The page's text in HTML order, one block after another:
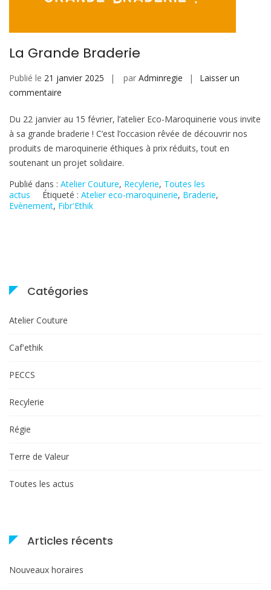
La Grande Braderie
Publié le 21 janvier 2025 par Adminregie
Laisser un
commentaire
Grande
Braderie
Du 22 janvier au 15 février, l’atelier Eco-Maroquinerie vous invite
à sa grande braderie ! C’est l’occasion rêvée de découvrir nos
produits de maroquinerie éthiques à prix réduits, tout en
soutenant un projet solidaire.
Publié dans : Atelier Couture, Recylerie, Toutes les
actus
Étiqueté : Atelier eco-maroquinerie, Braderie,
Evènement, Fibr'Ethik
Catégories
Atelier Couture
Caf'ethik
PECCS
Recylerie
Régie
Terre de Valeur
Toutes les actus
Articles récents
Nouveaux horaires